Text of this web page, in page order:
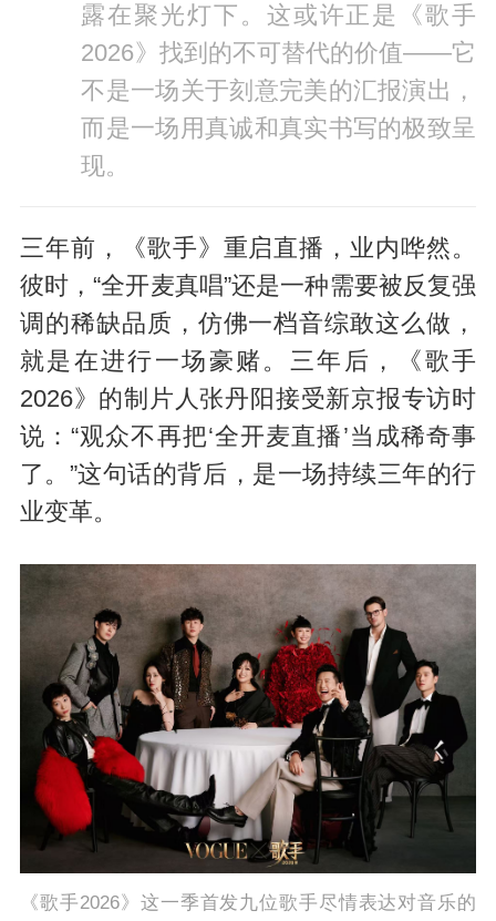
露在聚光灯下。这或许正是《歌手
2026》找到的不可替代的价值——它
不是一场关于刻意完美的汇报演出，
而是一场用真诚和真实书写的极致呈
现。
三年前，《歌手》重启直播，业内哗然。
彼时，“全开麦真唱”还是一种需要被反复强
调的稀缺品质，仿佛一档音综敢这么做，
就是在进行一场豪赌。三年后，《歌手
2026》的制片人张丹阳接受新京报专访时
说：“观众不再把‘全开麦直播’当成稀奇事
了。”这句话的背后，是一场持续三年的行
业变革。
《歌手2026》这一季首发九位歌手尽情表达对音乐的